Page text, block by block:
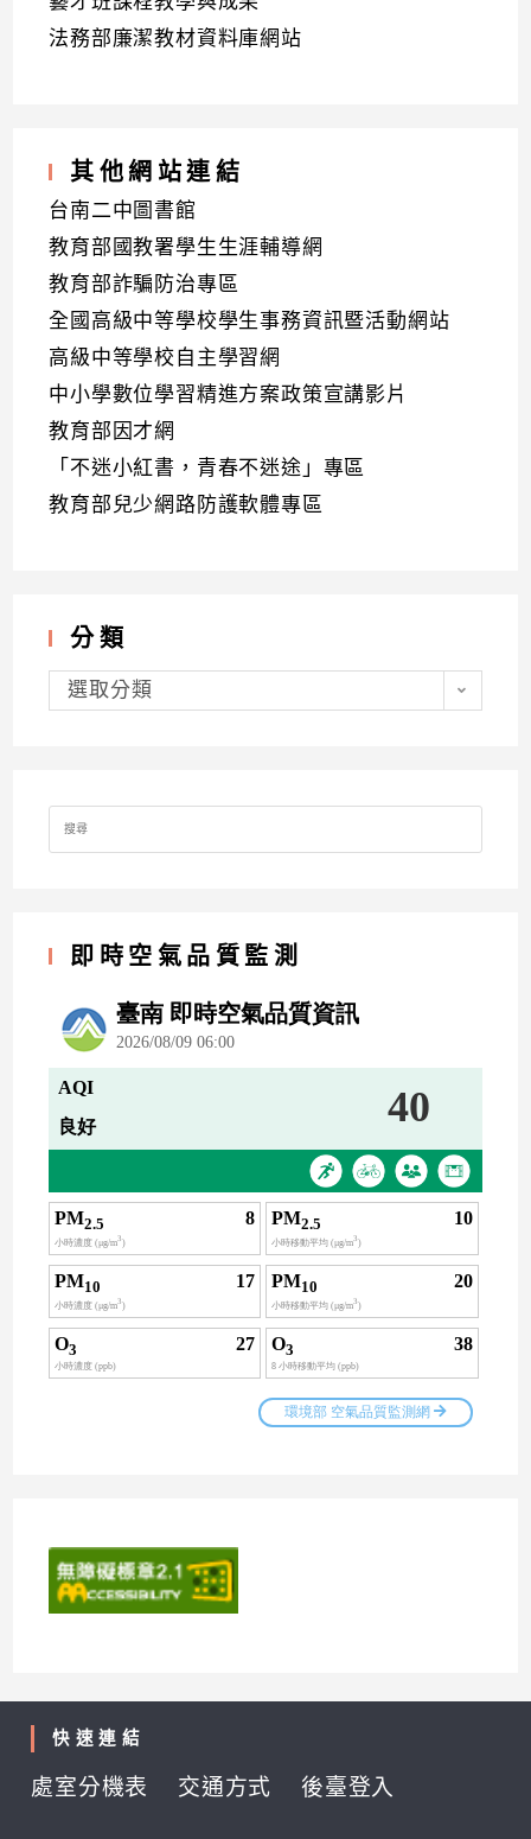
法務部廉潔教材資料庫網站
其他網站連結
台南二中圖書館
教育部國教署學生生涯輔導網
教育部詐騙防治專區
全國高級中等學校學生事務資訊暨活動網站
高級中等學校自主學習網
中小學數位學習精進方案政策宣講影片
教育部因才網
「不迷小紅書，青春不迷途」專區
教育部兒少網路防護軟體專區
分類
分
類選取分類
Search
for:
即時空氣品質監測
快速連結
處室分機表 交通方式 後臺登入